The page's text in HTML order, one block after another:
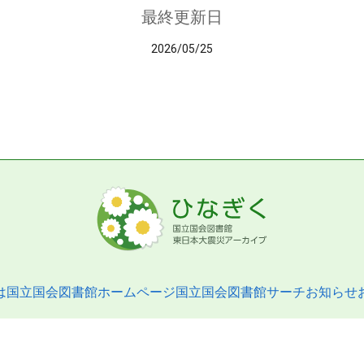
最終更新日
2026/05/25
国立国会図書館ホームページ国立国会図書館サーチお知らせ